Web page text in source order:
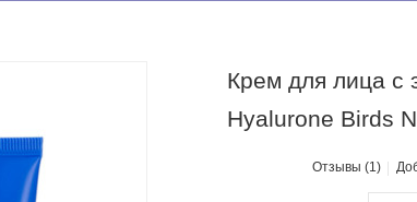
Крем для лица с
Hyalurone Birds
Отзывы (1)